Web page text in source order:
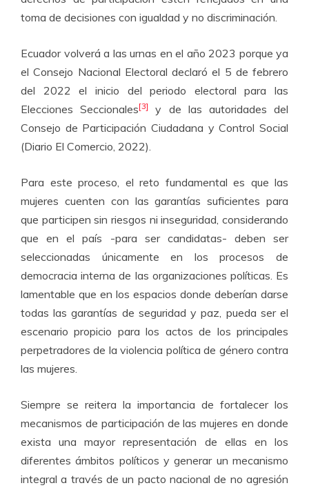
toma de decisiones con igualdad y no discriminación.
Ecuador volverá a las urnas en el año 2023 porque ya
el Consejo Nacional Electoral declaró el 5 de febrero
del 2022 el inicio del periodo electoral para las
Elecciones Seccionales[3]
y de las autoridades del
Consejo de Participación Ciudadana y Control Social
(Diario El Comercio, 2022).
Para este proceso, el reto fundamental es que las
mujeres cuenten con las garantías suficientes para
que participen sin riesgos ni inseguridad, considerando
que en el país -para ser candidatas- deben ser
seleccionadas únicamente en los procesos de
democracia interna de las organizaciones políticas. Es
lamentable que en los espacios donde deberían darse
todas las garantías de seguridad y paz, pueda ser el
escenario propicio para los actos de los principales
perpetradores de la violencia política de género contra
las mujeres.
Siempre se reitera la importancia de fortalecer los
mecanismos de participación de las mujeres en donde
exista una mayor representación de ellas en los
diferentes ámbitos políticos y generar un mecanismo
integral a través de un pacto nacional de no agresión